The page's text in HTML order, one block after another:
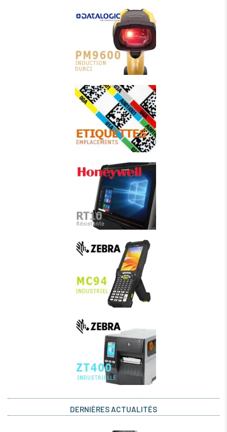
DERNIÈRES ACTUALITÉS